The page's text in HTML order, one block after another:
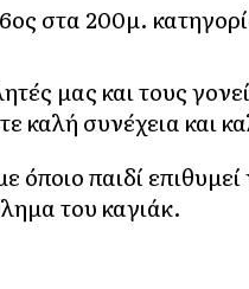
στα 200μ.
μας και τους
καλή συνέχεια και
όποιο παιδί
του καγιάκ.